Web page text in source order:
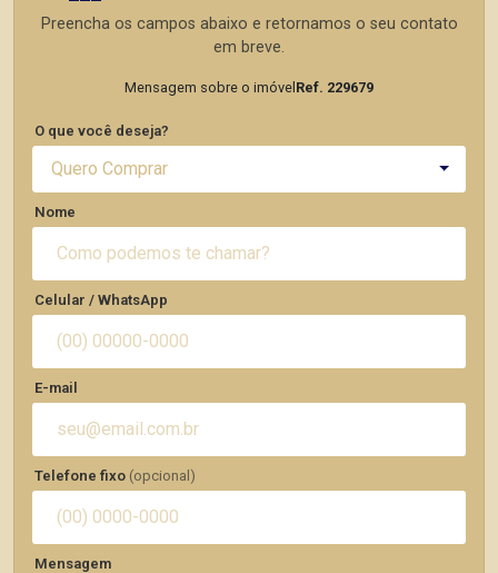
Preencha os campos abaixo e retornamos o seu contato
em breve.
Mensagem sobre o imóvel Ref. 229679
O que você deseja?
Quero Comprar
Nome
Celular / WhatsApp
E-mail
Telefone fixo (opcional)
Mensagem